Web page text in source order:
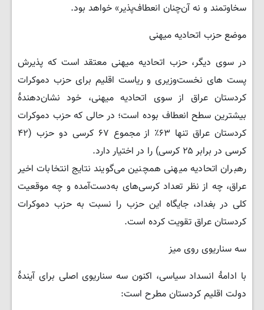
سخاوتمند و نه آن‌چنان انعطاف‌پذیر» خواهد بود.
موضع حزب اتحادیه میهنی
در سوی دیگر، حزب اتحادیه میهنی معتقد است که پذیرش
پست های نخست‌وزیری و ریاست‌ اقلیم برای حزب دموکرات
کردستان عراق از سوی اتحادیه میهنی، خود نشان‌دهندهٔ
بیشترین سطح انعطاف بوده است؛ در حالی که حزب دموکرات
کردستان عراق تنها ۶۳٪ از مجموع ۶۷ کرسی دو حزب (۴۲
کرسی در برابر ۲۵ کرسی) را در اختیار دارد.
رهبران اتحادیه میهنی همچنین می‌گویند نتایج انتخابات اخیر
عراق، چه از نظر تعداد کرسی‌های به‌دست‌آمده و چه موقعیت
کلی در بغداد، جایگاه این حزب را نسبت به حزب دموکرات
کردستان عراق تقویت کرده است.
سه سناریوی روی میز
با ادامهٔ انسداد سیاسی، اکنون سه سناریوی اصلی برای آیندهٔ
دولت اقلیم کردستان مطرح است: